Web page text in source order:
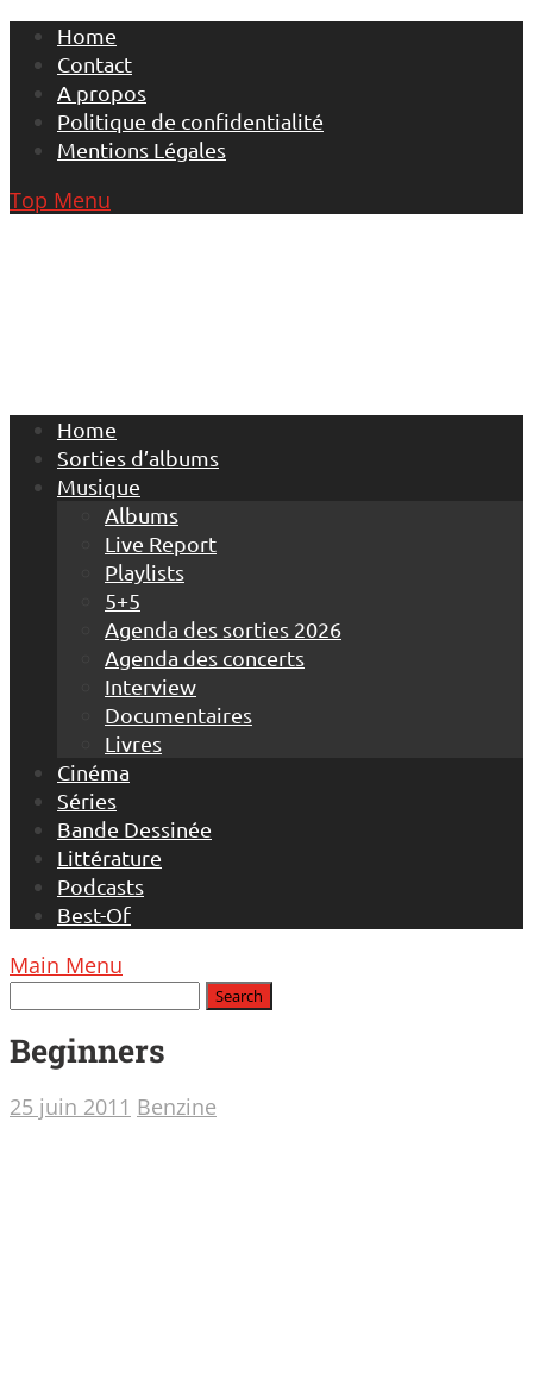
Skip
content
Home
Contact
A propos
Politique de confidentialité
Mentions Légales
Top Menu
Home
Sorties d’albums
Musique
Albums
Live Report
Playlists
5+5
Agenda des sorties 2026
Agenda des concerts
Interview
Documentaires
Livres
Cinéma
Séries
Bande Dessinée
Littérature
Podcasts
Best-Of
Main Menu
Beginners
25 juin 2011 Benzine